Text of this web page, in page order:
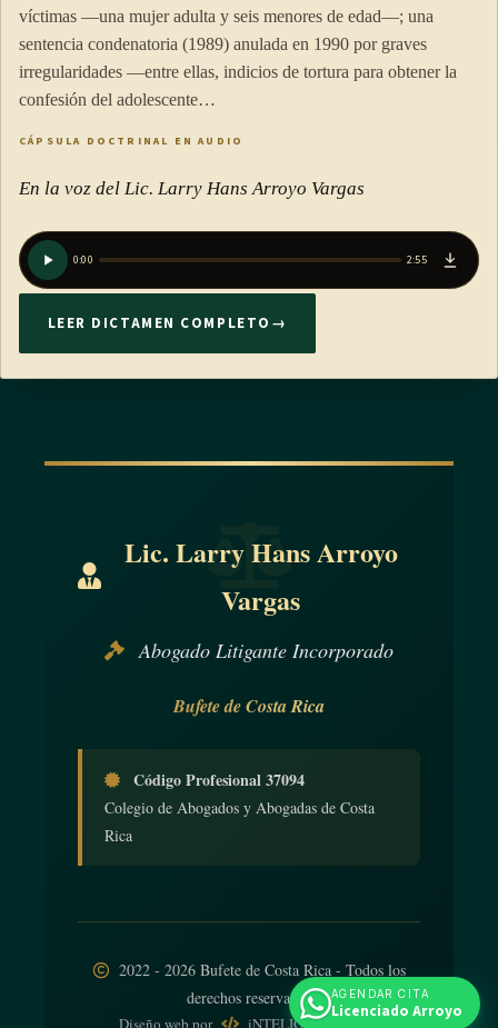
víctimas —una mujer adulta y seis menores de edad—; una
sentencia condenatoria (1989) anulada en 1990 por graves
irregularidades —entre ellas, indicios de tortura para obtener la
confesión del adolescente…
CÁPSULA DOCTRINAL EN AUDIO
En la voz del Lic. Larry Hans Arroyo Vargas
0:00 2:55
LEER DICTAMEN COMPLETO →
Lic. Larry Hans Arroyo
Vargas
Abogado Litigante Incorporado
Bufete de Costa Rica
Código Profesional 37094
Colegio de Abogados y Abogadas de Costa
Rica
2022 - 2026 Bufete de Costa Rica - Todos los
derechos reservados
Diseño web por iNTELIGENCIA Viva
AGENDAR CITA
Licenciado Arroyo